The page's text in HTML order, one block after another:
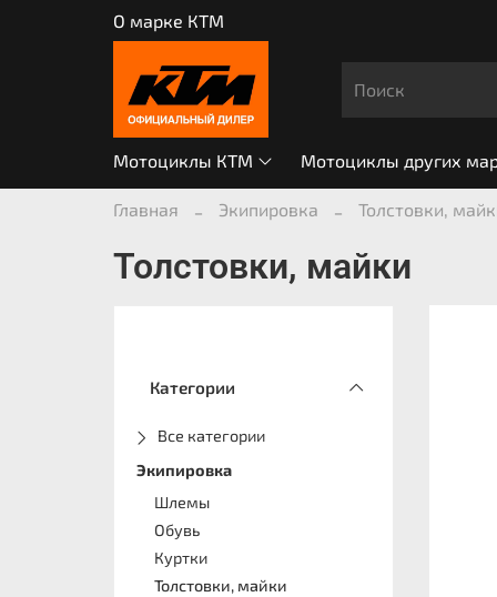
О марке КТМ
Мотоциклы КТМ Мотоциклы других
Главная Экипировка Толстовки,
Толстовки, майки
Категории
Все категории
Экипировка
Шлемы
Обувь
Куртки
Толстовки, майки